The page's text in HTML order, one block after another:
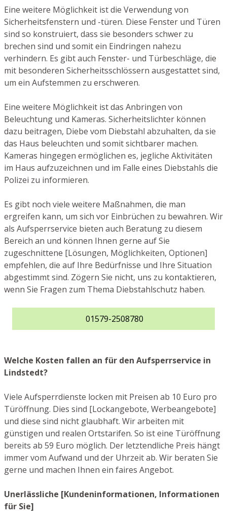
Eine weitere Möglichkeit ist die Verwendung von
Sicherheitsfenstern und -türen. Diese Fenster und Türen
sind so konstruiert, dass sie besonders schwer zu
brechen sind und somit ein Eindringen nahezu
verhindern. Es gibt auch Fenster- und Türbeschläge, die
mit besonderen Sicherheitsschlössern ausgestattet sind,
um ein Aufstemmen zu erschweren.
Eine weitere Möglichkeit ist das Anbringen von
Beleuchtung und Kameras. Sicherheitslichter können
dazu beitragen, Diebe vom Diebstahl abzuhalten, da sie
das Haus beleuchten und somit sichtbarer machen.
Kameras hingegen ermöglichen es, jegliche Aktivitäten
im Haus aufzuzeichnen und im Falle eines Diebstahls die
Polizei zu informieren.
Es gibt noch viele weitere Maßnahmen, die man
ergreifen kann, um sich vor Einbrüchen zu bewahren. Wir
als Aufsperrservice bieten auch Beratung zu diesem
Bereich an und können Ihnen gerne auf Sie
zugeschnittene [Lösungen, Möglichkeiten, Optionen]
empfehlen, die auf Ihre Bedürfnisse und Ihre Situation
abgestimmt sind. Zögern Sie nicht, uns zu kontaktieren,
wenn Sie Fragen zum Thema Diebstahlschutz haben.
01579-2508780
Welche Kosten fallen an für den Aufsperrservice in
Lindstedt?
Viele Aufsperrdienste locken mit Preisen ab 10 Euro pro
Türöffnung. Dies sind [Lockangebote, Werbeangebote]
und diese sind nicht glaubhaft. Wir arbeiten mit
günstigen und realen Ortstarifen. So ist eine Türöffnung
bereits ab 59 Euro möglich. Der letztendliche Preis hängt
immer vom Aufwand und der Uhrzeit ab. Wir beraten Sie
gerne und machen Ihnen ein faires Angebot.
Unerlässliche [Kundeninformationen, Informationen
für Sie]